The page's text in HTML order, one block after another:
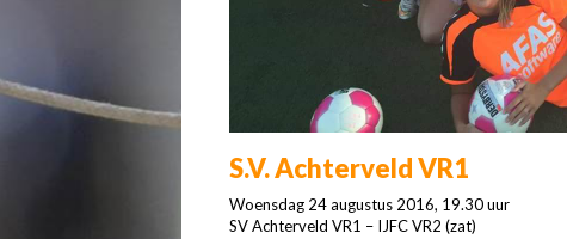
S.V. Achterveld VR1
Woensdag 24 augustus 2016, 19.30 uur
SV Achterveld VR1 – IJFC VR2 (zat)